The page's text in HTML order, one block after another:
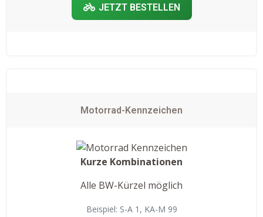
JETZT BESTELLEN
Motorrad-Kennzeichen
Kurze Kombinationen
Alle BW-Kürzel möglich
Beispiel: S-A 1, KA-M 99